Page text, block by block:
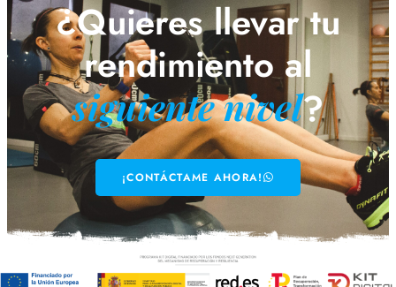
¿Quieres llevar tu
rendimiento al
siguiente nivel?
¡CONTÁCTAME AHORA!